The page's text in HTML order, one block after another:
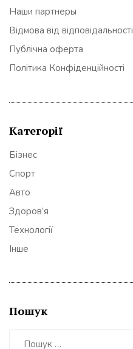
Наши партнеры
Відмова від відповідальності
Публічна оферта
Політика Конфіденційності
Категорії
Бізнес
Спорт
Авто
Здоров’я
Технології
Інше
Пошук